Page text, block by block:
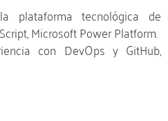
plataforma tecnológica de
Microsoft Power Platform.
con DevOps y GitHub,